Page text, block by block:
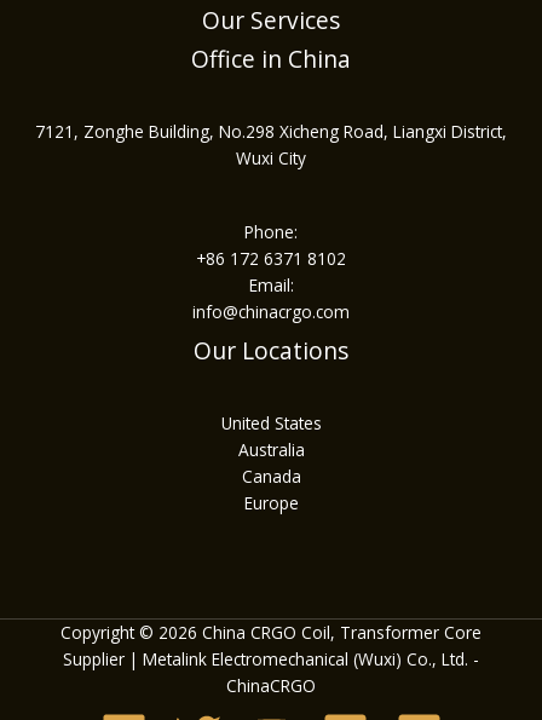
Our Services
Office in China
7121, Zonghe Building, No.298 Xicheng Road, Liangxi District,
Wuxi City
Phone:
+86 172 6371 8102
Email:
info@chinacrgo.com
Our Locations
United States
Australia
Canada
Europe
Copyright © 2026 China CRGO Coil, Transformer Core
Supplier | Metalink Electromechanical (Wuxi) Co., Ltd. -
ChinaCRGO